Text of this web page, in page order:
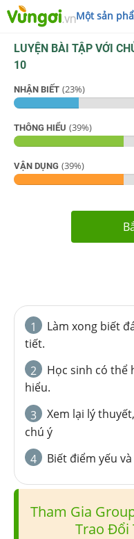
Một sản
LUYỆN BÀI TẬP VỚI
10
NHẬN BIẾT (23%)
THÔNG HIỂU (39%)
VẬN DỤNG (39%)
1
Làm xong biết
tiết.
2
Học sinh có thể
hiểu.
3
Xem lại lý
chú ý
4
Biết điểm yếu
Tham Gia
Trao Đổi